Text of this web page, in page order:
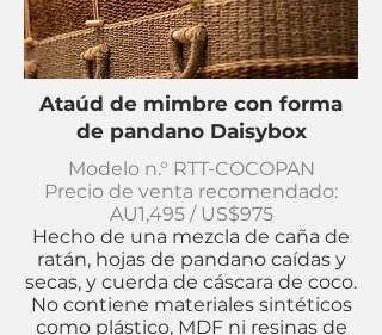
Ataúd de mimbre con forma
de pandano Daisybox
Modelo n.° RTT-COCOPAN
Precio de venta recomendado:
AU1,495 / US$975
Hecho de una mezcla de caña de
ratán, hojas de pandano caídas y
secas, y cuerda de cáscara de coco.
No contiene materiales sintéticos
como plástico, MDF ni resinas de